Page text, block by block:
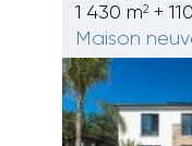
1 430 m2 +
Maison